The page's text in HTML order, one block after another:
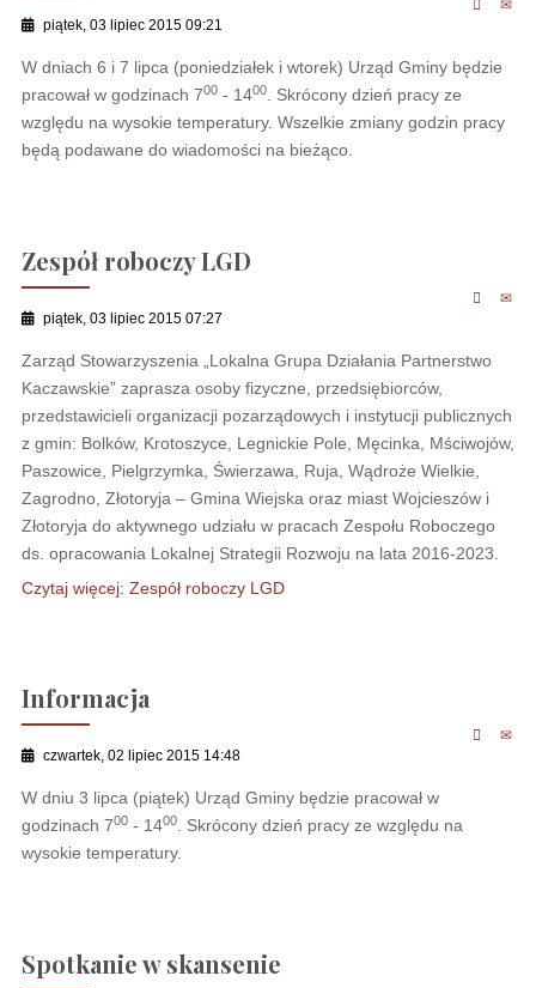
piątek, 03 lipiec 2015 09:21
W dniach 6 i 7 lipca (poniedziałek i wtorek) Urząd Gminy będzie
pracował w godzinach 700- 1400. Skrócony dzień pracy ze
względu na wysokie temperatury. Wszelkie zmiany godzin pracy
będą podawane do wiadomości na bieżąco.
Zespół roboczy LGD
piątek, 03 lipiec 2015 07:27
Zarząd Stowarzyszenia „Lokalna Grupa Działania Partnerstwo
Kaczawskie” zaprasza osoby fizyczne, przedsiębiorców,
przedstawicieli organizacji pozarządowych i instytucji publicznych
z gmin: Bolków, Krotoszyce, Legnickie Pole, Męcinka, Mściwojów,
Paszowice, Pielgrzymka, Świerzawa, Ruja, Wądroże Wielkie,
Zagrodno, Złotoryja – Gmina Wiejska oraz miast Wojcieszów i
Złotoryja do aktywnego udziału w pracach Zespołu Roboczego
ds. opracowania Lokalnej Strategii Rozwoju na lata 2016-2023.
Czytaj więcej: Zespół roboczy LGD
Informacja
czwartek, 02 lipiec 2015 14:48
W dniu 3 lipca (piątek) Urząd Gminy będzie pracował w
godzinach 700- 1400. Skrócony dzień pracy ze względu na
wysokie temperatury.
Spotkanie w skansenie